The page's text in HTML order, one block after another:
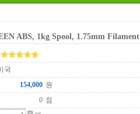
ABS, 1kg Spool, 1.75mm Filament
국
원
점